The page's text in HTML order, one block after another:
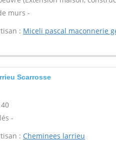
murs -
: Miceli pascal maconnerie
Scarrosse
-
: Cheminees larrieu